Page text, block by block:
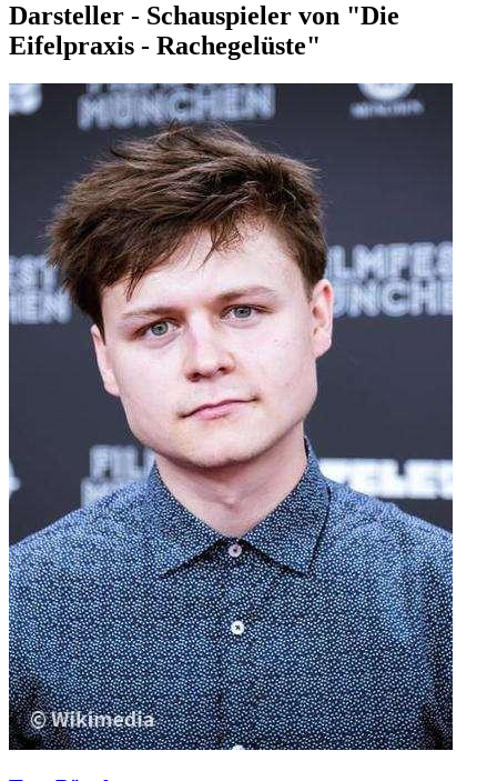
Darsteller - Schauspieler von "Die
Eifelpraxis - Rachegelüste"